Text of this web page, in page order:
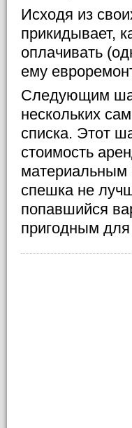
Исходя из
прикидывает,
оплачивать
ему
Следующим
нескольких
списка. Этот
стоимость
материальным
спешка не
попавшийся
пригодным